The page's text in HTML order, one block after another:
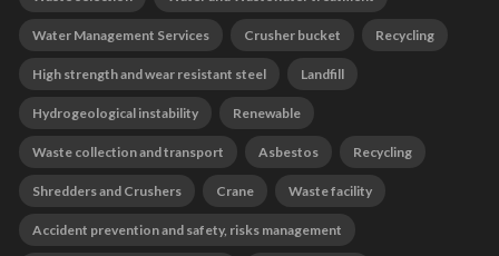
Water Management Services Crusher bucket Recycling
High strength and wear resistant steel Landfill
Hydrogeological instability Renewable
Waste collection and transport Asbestos Recycling
Shredders and Crushers Crane Waste facility
Accident prevention and safety, risks management